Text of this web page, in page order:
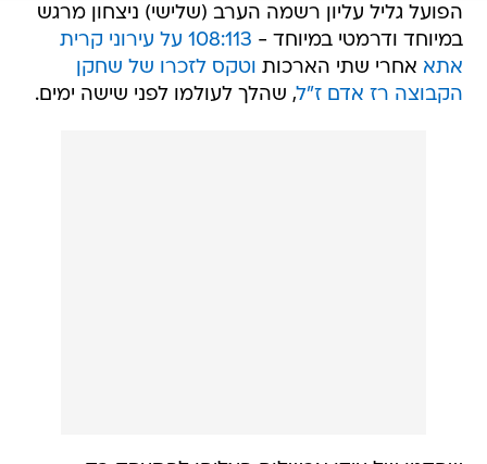
הפועל גליל עליון רשמה הערב (שלישי) ניצחון מרגש
במיוחד ודרמטי במיוחד -
108:113 על עירוני קרית
אתא אחרי שתי הארכות וטקס לזכרו של שחקן
הקבוצה רז אדם ז"ל, שהלך לעולמו לפני שישה ימים.